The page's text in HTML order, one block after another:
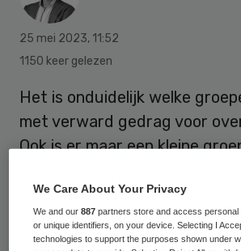
25 mei 2023, 11:52
1150 keer gelezen
Het is onduidelijk welke
met verward gedrag voor
Ook is er maar een kleine
herhaaldelijk hinder
beroepsvereniging de
We Care About Your Privacy
We and our887 partners store and access personal
or unique identifiers, on your device. Selecting I
technologies to support the purposes shown under